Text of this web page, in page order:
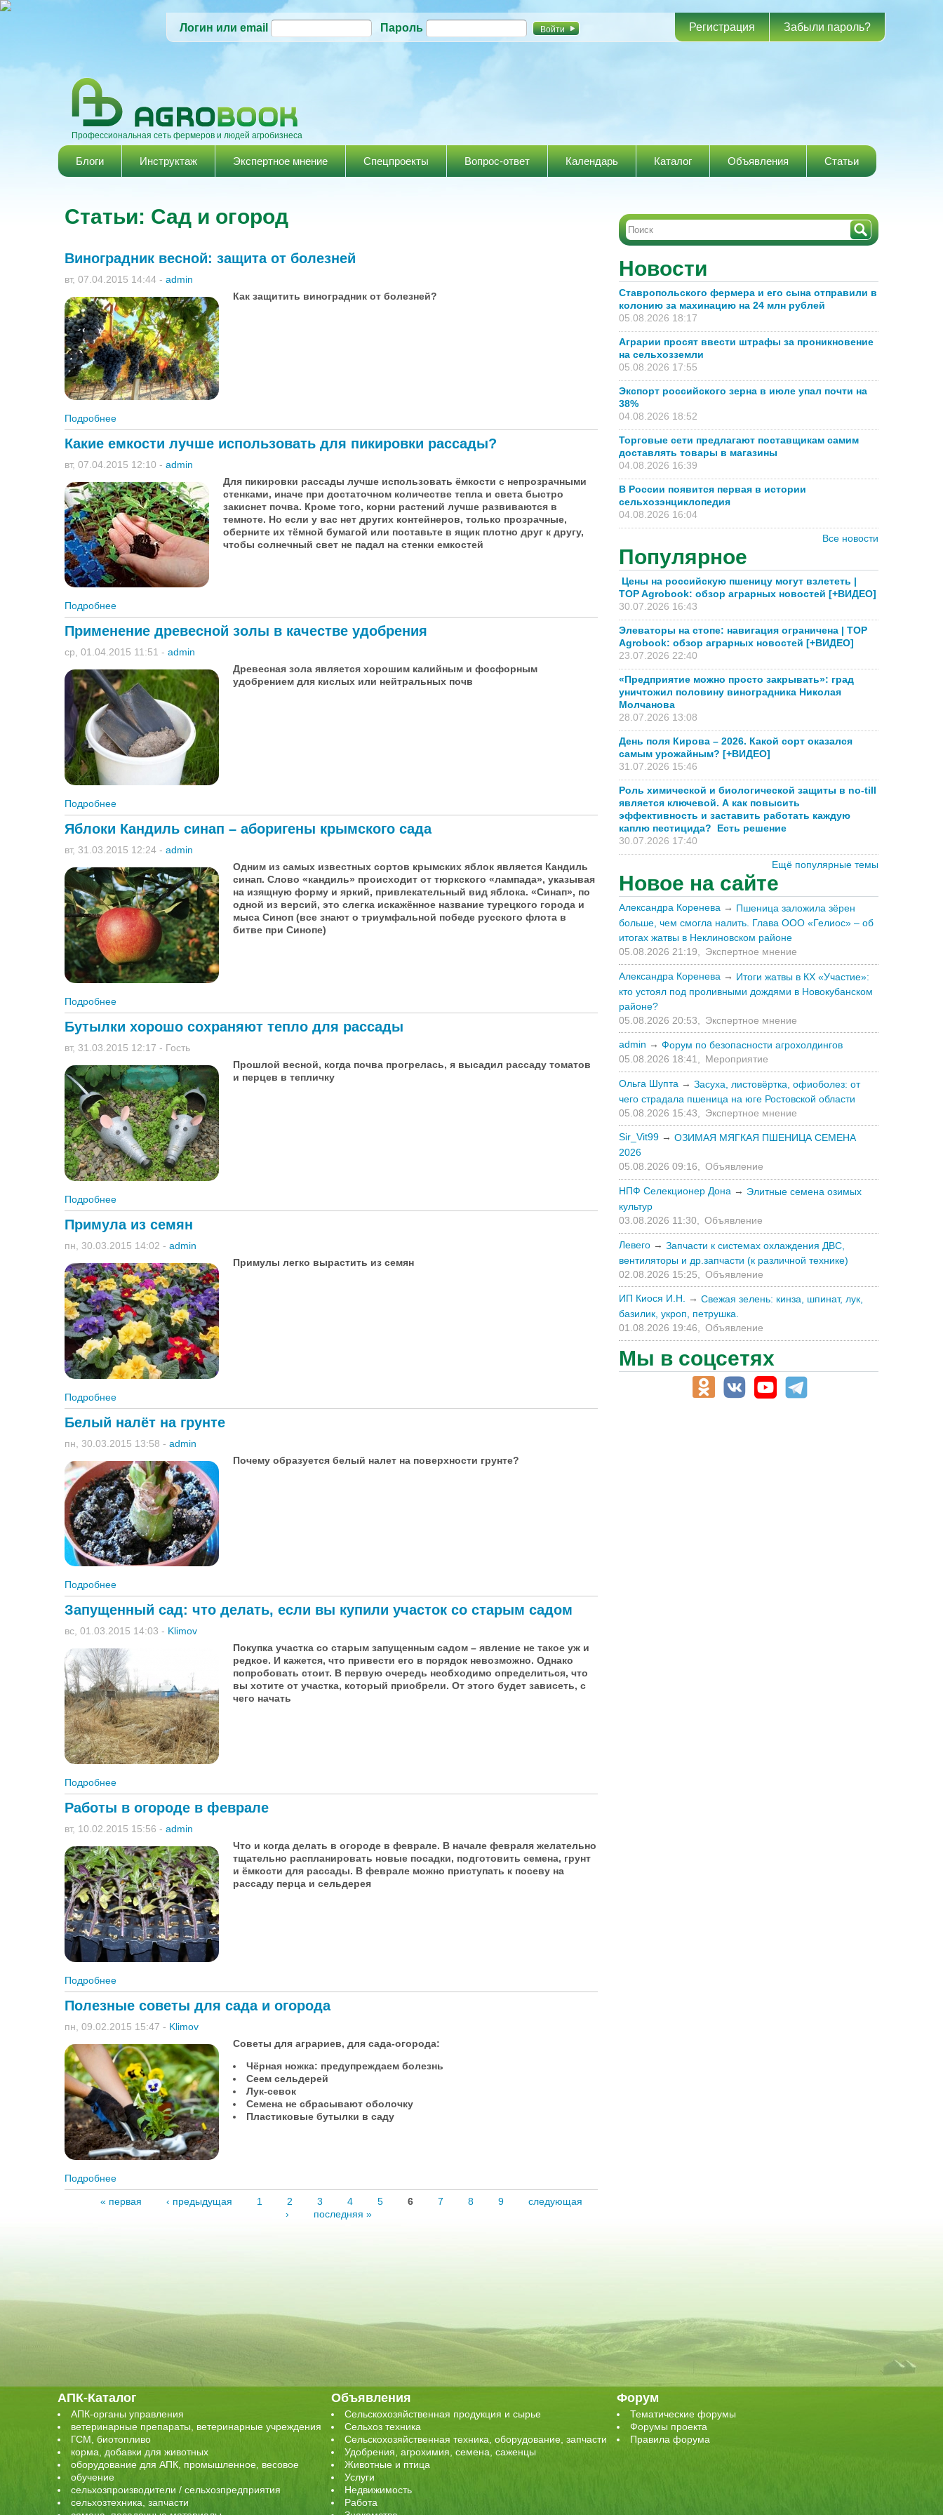
Перейти к
содержанию
Логин или email Пароль Регистрация Забыли пароль?
Профессиональная сеть фермеров и людей агробизнеса
Главное меню
Блоги Инструктаж Экспертное мнение Спецпроекты Вопрос-ответ Календарь Каталог Объявления Статьи
Статьи: Сад и огород
Виноградник весной: защита от болезней
вт, 07.04.2015 14:44 - admin
Как защитить виноградник от болезней?
Подробнее
Какие емкости лучше использовать для пикировки рассады?
вт, 07.04.2015 12:10 - admin
Для пикировки рассады лучше использовать ёмкости с непрозрачными
стенками, иначе при достаточном количестве тепла и света быстро
закиснет почва. Кроме того, корни растений лучше развиваются в
темноте. Но если у вас нет других контейнеров, только прозрачные,
оберните их тёмной бумагой или поставьте в ящик плотно друг к другу,
чтобы солнечный свет не падал на стенки емкостей
Подробнее
Применение древесной золы в качестве удобрения
ср, 01.04.2015 11:51 - admin
Древесная зола является хорошим калийным и фосфорным
удобрением для кислых или нейтральных почв
Подробнее
Яблоки Кандиль синап – аборигены крымского сада
вт, 31.03.2015 12:24 - admin
Одним из самых известных сор­тов крымских яблок является Кандиль
синап. Слово «кандиль» происходит от тюркского «лампада», указывая
на изящную форму и яркий, привлекательный вид яблока. «Синап», по
одной из версий, это слегка искажённое название турецкого города и
мыса Синоп (все знают о триумфальной победе русского флота в
битве при Синопе)
Подробнее
Бутылки хорошо сохраняют тепло для рассады
вт, 31.03.2015 12:17 - Гость
Прошлой весной, когда почва прогрелась, я высадил рассаду томатов
и перцев в тепличку
Подробнее
Примула из семян
пн, 30.03.2015 14:02 - admin
Примулы легко вырастить из семян
Подробнее
Белый налёт на грунте
пн, 30.03.2015 13:58 - admin
Почему образуется белый налет на поверхности грунте?
Подробнее
Запущенный сад: что делать, если вы купили участок со старым садом
вс, 01.03.2015 14:03 - Klimov
Покупка участка со старым запущенным садом – явление не такое уж и
редкое. И кажется, что привести его в порядок невозможно. Однако
попробовать стоит. В первую очередь необходимо определиться, что
вы хотите от участка, который приобрели. От этого будет зависеть, с
чего начать
Подробнее
Работы в огороде в феврале
вт, 10.02.2015 15:56 - admin
Что и когда делать в огороде в феврале. В начале февраля желательно
тщательно распланировать новые посадки, подготовить семена, грунт
и ёмкости для рассады. В феврале можно приступать к посеву на
рассаду перца и сельдерея
Подробнее
Полезные советы для сада и огорода
пн, 09.02.2015 15:47 - Klimov
Советы для аграриев, для сада-огорода:
Чёрная ножка: предупреждаем болезнь
Сеем сельдерей
Лук-севок
Семена не сбрасывают оболочку
Пластиковые бутылки в саду
Подробнее
« первая ‹ предыдущая 1 2 3 4 5 6 7 8 9
следующая
›
последняя »
Новости
Ставропольского фермера и его сына отправили в
колонию за махинацию на 24 млн рублей
05.08.2026 18:17
Аграрии просят ввести штрафы за проникновение
на сельхозземли
05.08.2026 17:55
Экспорт российского зерна в июле упал почти на
38%
04.08.2026 18:52
Торговые сети предлагают поставщикам самим
доставлять товары в магазины
04.08.2026 16:39
В России появится первая в истории
сельхозэнциклопедия
04.08.2026 16:04
Все новости
Популярное
Цены на российскую пшеницу могут взлететь |
TOP Agrobook: обзор аграрных новостей [+ВИДЕО]
30.07.2026 16:43
Элеваторы на стопе: навигация ограничена | TOP
Agrobook: обзор аграрных новостей [+ВИДЕО]
23.07.2026 22:40
«Предприятие можно просто закрывать»: град
уничтожил половину виноградника Николая
Молчанова
28.07.2026 13:08
День поля Кирова – 2026. Какой сорт оказался
самым урожайным? [+ВИДЕО]
31.07.2026 15:46
Роль химической и биологической защиты в no-till
является ключевой. А как повысить
эффективность и заставить работать каждую
каплю пестицида? Есть решение
30.07.2026 17:40
Ещё популярные темы
Новое на сайте
Александра Коренева → Пшеница заложила зёрен
больше, чем смогла налить. Глава ООО «Гелиос» – об
итогах жатвы в Неклиновском районе
05.08.2026 21:19,
Экспертное мнение
Александра Коренева → Итоги жатвы в КХ «Участие»:
кто устоял под проливными дождями в Новокубанском
районе?
05.08.2026 20:53,
Экспертное мнение
admin → Форум по безопасности агрохолдингов
05.08.2026 18:41,
Мероприятие
Ольга Шупта → Засуха, листовёртка, офиоболез: от
чего страдала пшеница на юге Ростовской области
05.08.2026 15:43,
Экспертное мнение
Sir_Vit99 → ОЗИМАЯ МЯГКАЯ ПШЕНИЦА СЕМЕНА
2026
05.08.2026 09:16, Объявление
НПФ Селекционер Дона → Элитные семена озимых
культур
03.08.2026 11:30,
Объявление
Левего → Запчасти к системах охлаждения ДВС,
вентиляторы и др.запчасти (к различной технике)
02.08.2026 15:25,
Объявление
ИП Киося И.Н. → Свежая зелень: кинза, шпинат, лук,
базилик, укроп, петрушка.
01.08.2026 19:46,
Объявление
Мы в соцсетях
АПК-Каталог
АПК-органы управления
ветеринарные препараты, ветеринарные учреждения
ГСМ, биотопливо
корма, добавки для животных
оборудование для АПК, промышленное, весовое
обучение
сельхозпроизводители / сельхозпредприятия
сельхозтехника, запчасти
Объявления
Сельскохозяйственная продукция и сырье
Сельхоз техника
Сельскохозяйственная техника, оборудование, запчасти
Удобрения, агрохимия, семена, саженцы
Животные и птица
Услуги
Недвижимость
Работа
Форум
Тематические форумы
Форумы проекта
Правила форума